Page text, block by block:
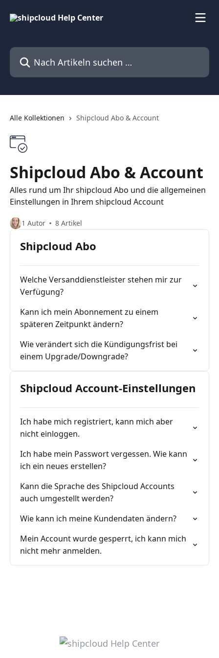
Nach Artikeln suchen …
Alle Kollektionen Shipcloud Abo & Account
Shipcloud Abo & Account
Alles rund um Ihr shipcloud Abo und die allgemeinen
Einstellungen in Ihrem shipcloud Account
1 Autor 8 Artikel
Shipcloud Abo
Welche Versanddienstleister stehen mir zur
Verfügung?
Kann ich mein Abonnement zu einem
späteren Zeitpunkt ändern?
Wie verändert sich die Kündigungsfrist bei
einem Upgrade/Downgrade?
Shipcloud Account-Einstellungen
Ich habe mich registriert, kann mich aber
nicht einloggen.
Ich habe mein Passwort vergessen. Wie kann
ich ein neues erstellen?
Kann die Sprache des Shipcloud Accounts
auch umgestellt werden?
Wie kann ich meine Kundendaten ändern?
Mein Account wurde gesperrt, ich kann mich
nicht mehr anmelden.